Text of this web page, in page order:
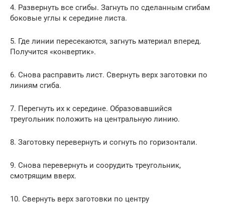
4. Развернуть все сгибы. Загнуть по сделанным сгибам
боковые углы к середине листа.
5. Где линии пересекаются, загнуть материал вперед.
Получится «конвертик».
6. Снова расправить лист. Свернуть верх заготовки по
линиям сгиба.
7. Перегнуть их к середине. Образовавшийся
треугольник положить на центральную линию.
8. Заготовку перевернуть и согнуть по горизонтали.
9. Снова перевернуть и соорудить треугольник,
смотрящим вверх.
10. Свернуть верх заготовки по центру